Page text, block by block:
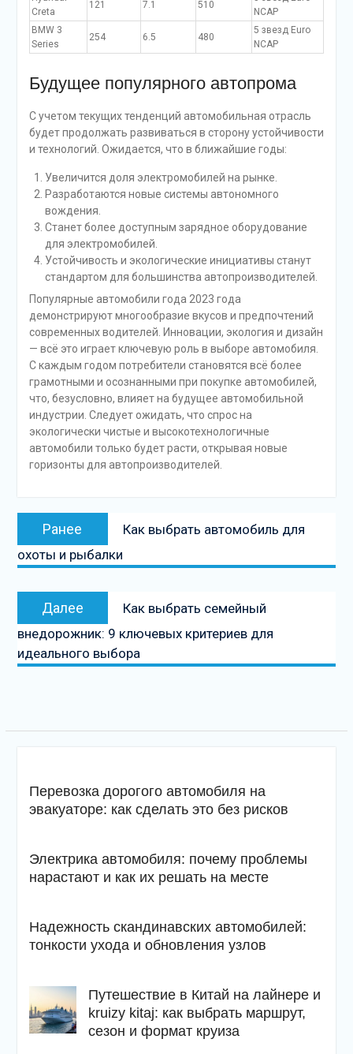
Creta
121 7.1 510
NCAP
BMW 3
Series
254 6.5 480
5 звезд Euro
NCAP
Будущее популярного автопрома
С учетом текущих тенденций автомобильная отрасль
будет продолжать развиваться в сторону устойчивости
и технологий. Ожидается, что в ближайшие годы:
Увеличится доля электромобилей на рынке.
Разработаются новые системы автономного
вождения.
Станет более доступным зарядное оборудование
для электромобилей.
Устойчивость и экологические инициативы станут
стандартом для большинства автопроизводителей.
Популярные автомобили года 2023 года
демонстрируют многообразие вкусов и предпочтений
современных водителей. Инновации, экология и дизайн
— всё это играет ключевую роль в выборе автомобиля.
С каждым годом потребители становятся всё более
грамотными и осознанными при покупке автомобилей,
что, безусловно, влияет на будущее автомобильной
индустрии. Следует ожидать, что спрос на
экологически чистые и высокотехнологичные
автомобили только будет расти, открывая новые
горизонты для автопроизводителей.
Навигация
записям
Ранее
Предыдущая
запись:
Как выбрать автомобиль для
охоты и рыбалки
Далее
Следующая
запись
Как выбрать семейный
внедорожник: 9 ключевых критериев для
идеального выбора
Перевозка дорогого автомобиля на
эвакуаторе: как сделать это без рисков
Электрика автомобиля: почему проблемы
нарастают и как их решать на месте
Надежность скандинавских автомобилей:
тонкости ухода и обновления узлов
Путешествие в Китай на лайнере и
kruizy kitaj: как выбрать маршрут,
сезон и формат круиза